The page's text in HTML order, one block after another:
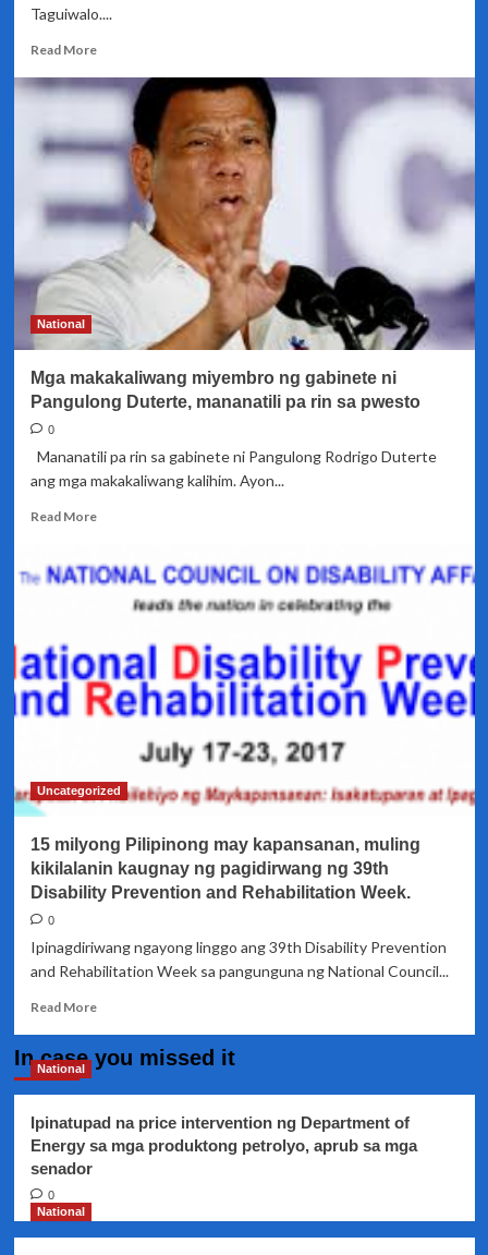
Taguiwalo....
Read MoreRead
about
Appointment
ni
DSWD
Taguiwalo,
tuluyan
nang
ibinasura
ng
National
Mga makakaliwang miyembro ng gabinete ni
Pangulong Duterte, mananatili pa rin sa pwesto
0
Mananatili pa rin sa gabinete ni Pangulong Rodrigo Duterte
ang mga makakaliwang kalihim. Ayon...
Read MoreRead
Mga
makakaliwang
miyembro
gabinete
ni
Pangulong
Duterte,
mananatili
rin
sa
Uncategorized
15 milyong Pilipinong may kapansanan, muling
kikilalanin kaugnay ng pagidirwang ng 39th
Disability Prevention and Rehabilitation Week.
0
Ipinagdiriwang ngayong linggo ang 39th Disability Prevention
and Rehabilitation Week sa pangunguna ng National Council...
Read MoreRead
15
may
kapansanan,
In case you missed it
National
Ipinatupad na price intervention ng Department of
Energy sa mga produktong petrolyo, aprub sa mga
senador
0
National